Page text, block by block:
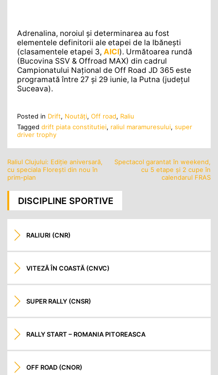
Adrenalina, noroiul și determinarea au fost
elementele definitorii ale etapei de la Ibănești
(clasamentele etapei 3, AICI). Următoarea rundă
(Bucovina SSV & Offroad MAX) din cadrul
Campionatului Național de Off Road JD 365 este
programată între 27 și 29 iunie, la Putna (județul
Suceava).
Posted in Drift, Noutăţi, Off road, Raliu
Tagged drift piata constitutiei, raliul maramuresului, super
driver trophy
Navigare
în
articole
Raliul Clujului: Ediție aniversară,
cu speciala Florești din nou în
prim-plan
Spectacol garantat în weekend,
cu 5 etape și 2 cupe în
calendarul FRAS
DISCIPLINE SPORTIVE
RALIURI (CNR)
VITEZĂ ÎN COASTĂ (CNVC)
SUPER RALLY (CNSR)
RALLY START – ROMANIA PITOREASCA
OFF ROAD (CNOR)